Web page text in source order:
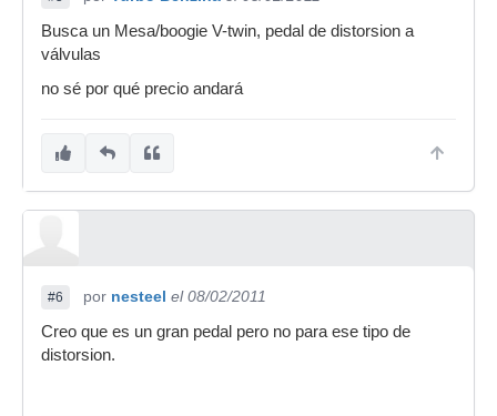
Busca un Mesa/boogie V-twin, pedal de distorsion a
válvulas
no sé por qué precio andará
#6 por nesteel el 08/02/2011
Creo que es un gran pedal pero no para ese tipo de
distorsion.